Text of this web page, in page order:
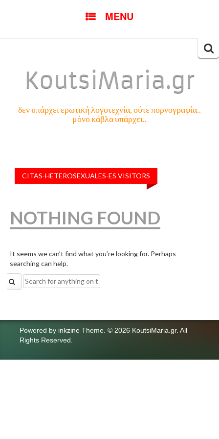
MENU
KoutsiMaria.gr
δεν υπάρχει ερωτική λογοτεχνία, ούτε πορνογραφία..
μόνο κάβλα υπάρχει..
CITAS-HETEROSEXUALES-ES VISITORS
NOTHING FOUND
It seems we can’t find what you’re looking for. Perhaps
searching can help.
Search
for:
Powered by inkzine Theme © 2026 KoutsiMaria.gr. All
Rights Reserved.